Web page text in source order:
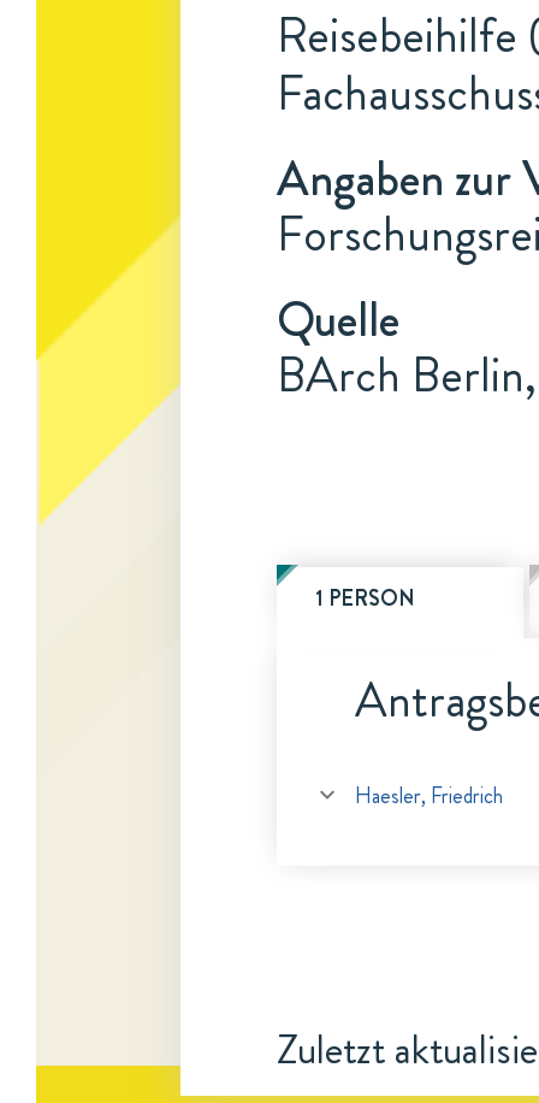
Angaben zur
Quelle
BArch
1 PERSON
Haesler, Friedrich
Zuletzt